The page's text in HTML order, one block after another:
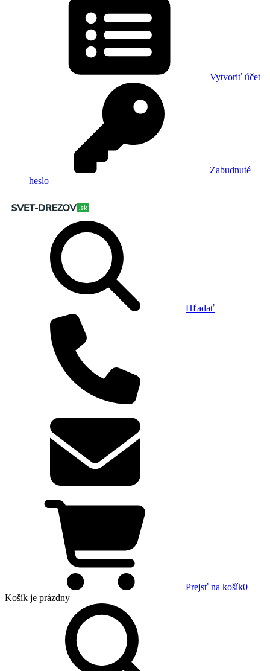
Vytvoriť účet
Zabudnuté
heslo
Hľadať
Prejsť na košík0
Košík je prázdny